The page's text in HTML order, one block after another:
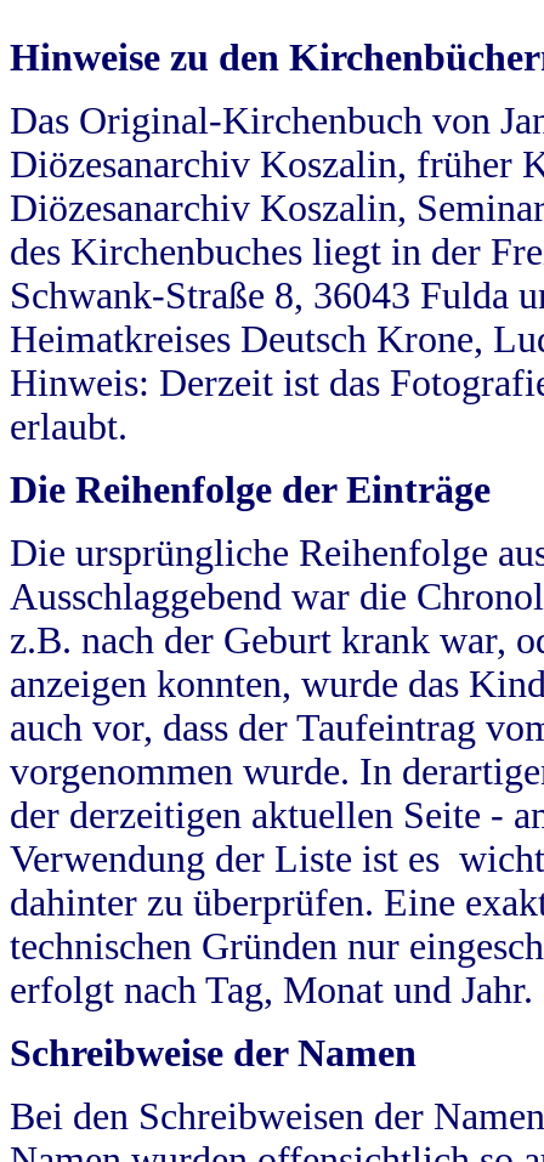
Hinweise zu den
Das Original-Kirchenbuch von
Diözesanarchiv Koszalin, früher
Diözesanarchiv Koszalin,
des Kirchenbuches liegt in der
Schwank-Straße 8, 36043 Fulda
Heimatkreises Deutsch Krone,
Hinweis: Derzeit ist das
erlaubt.
Die Reihenfolge der Einträge
Die ursprüngliche Reihenfolge
Ausschlaggebend war die
z.B. nach der Geburt krank war,
anzeigen konnten, wurde das
auch vor, dass der Taufeintrag
vorgenommen wurde. In
der derzeitigen aktuellen Seite -
Verwendung der Liste ist es
dahinter zu überprüfen. Eine
technischen Gründen nur
erfolgt nach Tag, Monat und Jahr.
Schreibweise der Namen
Bei den Schreibweisen der